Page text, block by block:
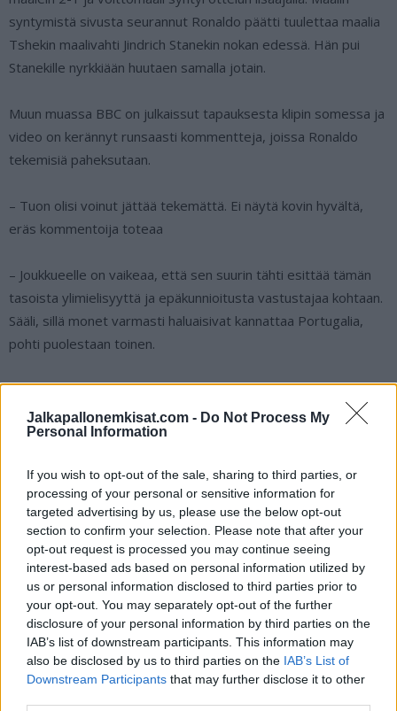
Jalkapallonemkisat.com - Do Not Process My
Personal Information
If you wish to opt-out of the sale, sharing to third parties, or
processing of your personal or sensitive information for
targeted advertising by us, please use the below opt-out
section to confirm your selection. Please note that after your
opt-out request is processed you may continue seeing
interest-based ads based on personal information utilized by
us or personal information disclosed to third parties prior to
your opt-out. You may separately opt-out of the further
disclosure of your personal information by third parties on the
IAB’s list of downstream participants. This information may
also be disclosed by us to third parties on the IAB’s List of
Downstream Participants that may further disclose it to other
syntymistä sivusta seurannut Ronaldo päätti tuulettaa maalia
Tshekin maalivahti Jindrich Stanekin nokan edessä. Hän pui
Stanekille nyrkkiään huutaen samalla jotain.
Muun muassa BBC on julkaissut tapauksesta klipin somessa ja
video on kerännyt runsaasti kommentteja, joissa Ronaldo
tekemisiä paheksutaan.
– Tuon olisi voinut jättää tekemättä. Ei näytä kovin hyvältä,
eräs kommentoija toteaa
– Joukkueelle on vaikeaa, että sen suurin tähti esittää tämän
tasoista ylimielisyyttä ja epäkunnioitusta vastustajaa kohtaan.
Sääli, sillä monet varmasti haluaisivat kannattaa Portugalia,
pohti puolestaan toinen.
voittomaalia ottelussa Tshekkiä vastaan:
https://twitter.com/ggrastins/status/180376058011474747
Tsekkaa myös:EM-kisojen kulisseissa pelataan kovaa peliä –
Serbia on uhannut vetäytyä turnauksesta